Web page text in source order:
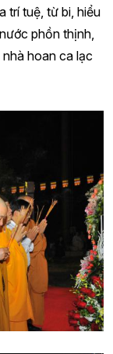
trí tuệ, từ bi, hiểu
phồn thịnh,
hoan ca lạc